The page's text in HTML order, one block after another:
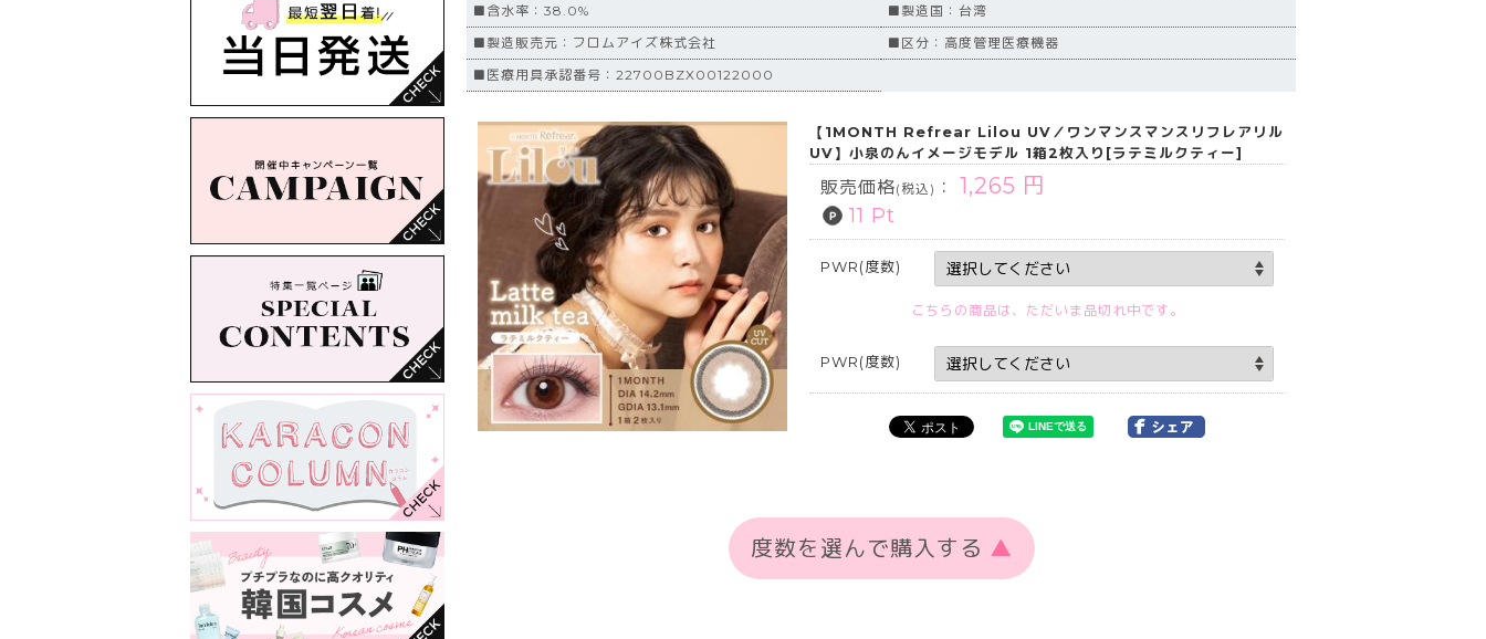
■含水率：38.0%
■製造国：台湾
■製造販売元：フロムアイズ株式会社
■区分：高度管理医療機器
■医療用具承認番号：22700BZX00122000
【1MONTH Refrear Lilou UV／ワンマンスマンスリフレアリル
UV】小泉のんイメージモデル 1箱2枚入り[ラテミルクティー]
販売価格(税込) ： 1,265 円
11 Pt
PWR(度数)
こちらの商品は、ただいま品切れ中です。
PWR(度数)
度数を選んで購入する ▲